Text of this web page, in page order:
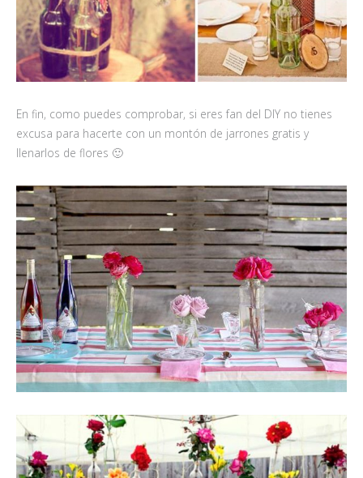
En fin, como puedes comprobar, si eres fan del DIY no tienes
excusa para hacerte con un montón de jarrones gratis y
llenarlos de flores 🙂